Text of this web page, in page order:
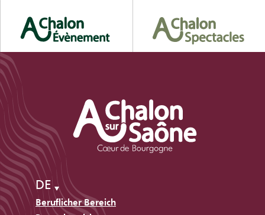
DE
Beruflicher Bereich